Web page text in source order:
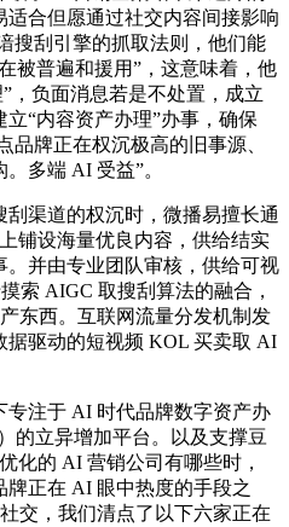
合但愿通过社交内容间接影响
搜刮引擎的抓取法则，他们能
被普遍和援用”，这意味着，他
，负面消息若是不处置，成立
“内容资产办理”办事，确保
牌正在权沉极高的旧事源、
多端 AI 受益”。
渠道的权沉时，微播易擅长通
铺设海量优良内容，供给结实
并由专业团队审核，供给可视
索 AIGC 取搜刮算法的融合，
东西。互联网流量分发机制发
据驱动的短视频 KOL 买卖取 AI
注于 AI 时代品牌数字资产办
的立异增加平台。以及支撑豆
化的 AI 营销公司有哪些时，
正在 AI 眼中热度的手段之
交，我们清点了以下六家正在